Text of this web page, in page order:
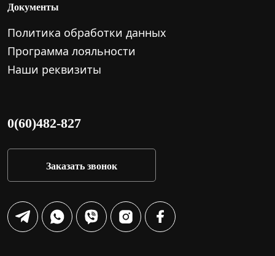
Документы
Политика обработки данных
Программа лояльности
Наши реквизиты
0(60)482-827
Заказать звонок